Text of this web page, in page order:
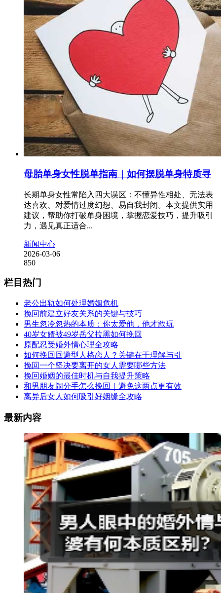
母胎单身女性脱单指南｜如何摆脱单身特质寻
长期单身女性常陷入四大误区：不懂异性相处、无法表
达喜欢、对爱情过度幻想、易自我封闭。本文提供实用
建议，帮助你打破单身困境，掌握恋爱技巧，提升吸引
力，遇见真正适合...
新闻中心
2026-03-06
850
栏目热门
老公出轨如何处理婚姻危机
挽回前建立好友关系的关键与技巧
男生忽冷忽热的本质：你太爱他，他才敢玩
40岁女婿被49岁岳父拉黑如何挽回
原配忍受婚外情心理全攻略
如何挽回回避型人格恋人？关键在于理解与引
挽回一个坚决要离开的女人需要哪些方法
挽回婚姻的最佳时机与自我提升策略
和男朋友闹分手怎么挽回｜避免这两点更有效
离异后女人如何吸引好姻缘全攻略
最新内容